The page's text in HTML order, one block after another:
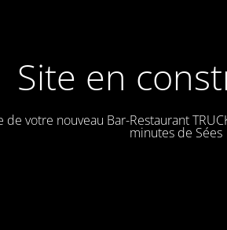
Site en
de votre nouveau Bar-Restaurant
minutes de Sées